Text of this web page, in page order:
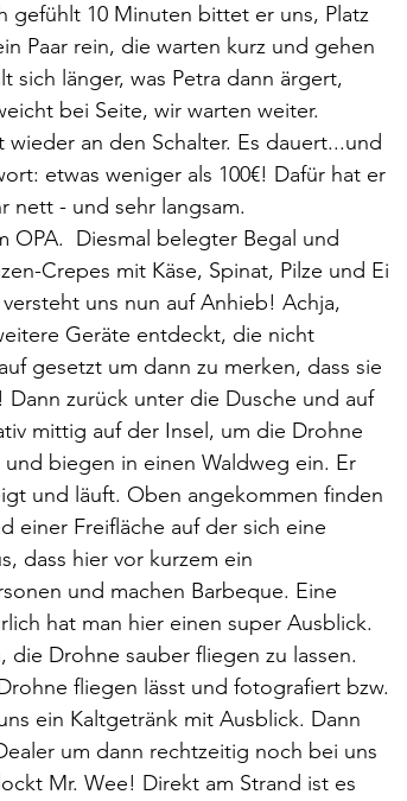
gefühlt 10 Minuten bittet er uns, Platz
Paar rein, die warten kurz und gehen
sich länger, was Petra dann ärgert,
bei Seite, wir warten weiter.
an den Schalter. Es dauert...und
etwas weniger als 100€! Dafür hat er
nett - und sehr langsam.
OPA.  Diesmal belegter Begal und
Crepes mit Käse, Spinat, Pilze und Ei
uns nun auf Anhieb! Achja,
Geräte entdeckt, die nicht
gesetzt um dann zu merken, dass sie
zurück unter die Dusche und auf
mittig auf der Insel, um die Drohne
biegen in einen Waldweg ein. Er
und läuft. Oben angekommen finden
einer Freifläche auf der sich eine
dass hier vor kurzem ein
und machen Barbeque. Eine
hat man hier einen super Ausblick.
Drohne sauber fliegen zu lassen.
fliegen lässt und fotografiert bzw.
ein Kaltgetränk mit Ausblick. Dann
um dann rechtzeitig noch bei uns
Mr. Wee! Direkt am Strand ist es